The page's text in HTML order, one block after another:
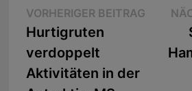
Beitragsnavigation
VORHERIGER BEITRAG
Beitrag:
Hurtigruten
verdoppelt
Aktivitäten in der